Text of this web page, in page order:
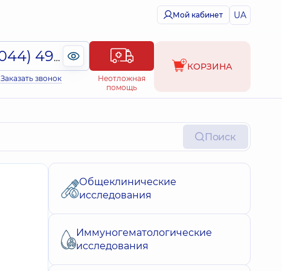
Мой кабинет UA
(044) 495-2-888
Заказать звонок
Неотложная
помощь
КОРЗИНА
Поиск
Общеклинические
исследования
Иммуногематологические
исследования